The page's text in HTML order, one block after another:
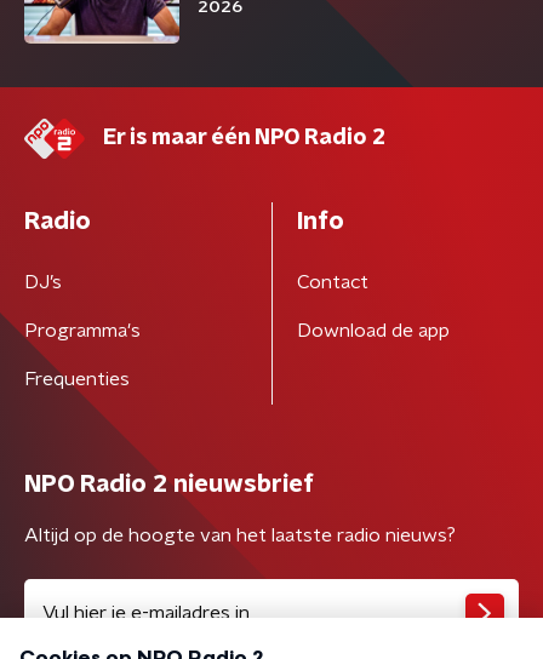
2026
Er is maar één NPO Radio 2
Radio
DJ’s
Programma's
Frequenties
Info
Contact
Download de app
NPO Radio 2 nieuwsbrief
Altijd op de hoogte van het laatste radio nieuws?